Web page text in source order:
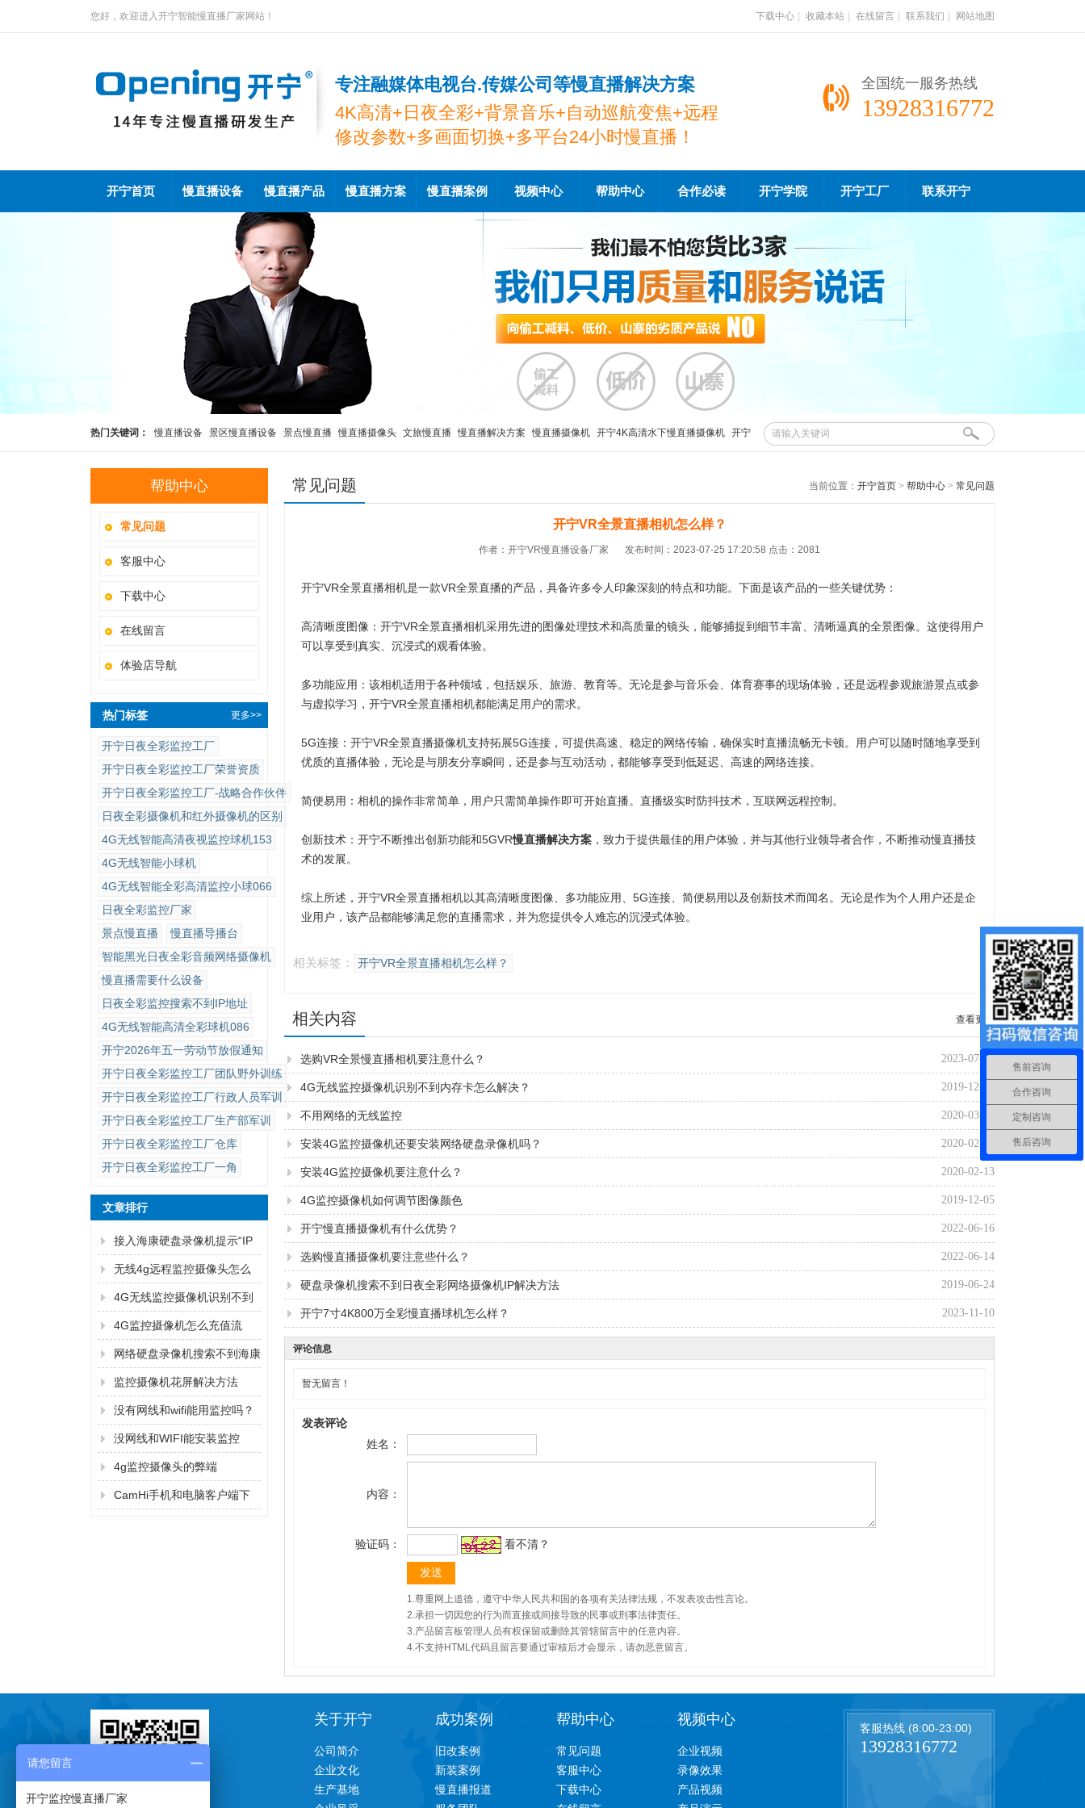
您好，欢迎进入开宁智能慢直播厂家网站！ 下载中心 收藏本站 在线留言 联系我们 网站地图
专注融媒体电视台.传媒公司等慢直播解决方案
4K高清+日夜全彩+背景音乐+自动巡航变焦+远程
修改参数+多画面切换+多平台24小时慢直播！
全国统一服务热线
13928316772
开宁首页 慢直播设备 慢直播产品 慢直播方案 慢直播案例 视频中心 帮助中心 合作必读 开宁学院 开宁工厂 联系开宁
热门关键词： 慢直播设备 景区慢直播设备 景点慢直播 慢直播摄像头 文旅慢直播 慢直播解决方案 慢直播摄像机 开宁4K高清水下慢直播摄像机 开宁
水下慢直播摄像机 开宁4K黑光臻全彩水下慢直播摄像机
帮助中心
常见问题
客服中心
下载中心
在线留言
体验店导航
热门标签 更多>>
开宁日夜全彩监控工厂
开宁日夜全彩监控工厂荣誉资质
开宁日夜全彩监控工厂-战略合作伙伴
日夜全彩摄像机和红外摄像机的区别
4G无线智能高清夜视监控球机153
4G无线智能小球机
4G无线智能全彩高清监控小球066
日夜全彩监控厂家
景点慢直播
慢直播导播台
智能黑光日夜全彩音频网络摄像机
慢直播需要什么设备
日夜全彩监控搜索不到IP地址
4G无线智能高清全彩球机086
开宁2026年五一劳动节放假通知
开宁日夜全彩监控工厂团队野外训练
开宁日夜全彩监控工厂行政人员军训
开宁日夜全彩监控工厂生产部军训
开宁日夜全彩监控工厂仓库
开宁日夜全彩监控工厂一角
文章排行
接入海康硬盘录像机提示“IP
通道异常”解决方法
无线4g远程监控摄像头怎么
连手机
4G无线监控摄像机识别不到
内存卡怎么解决？
4G监控摄像机怎么充值流
量？
网络硬盘录像机搜索不到海康
监控摄像机的IP地址的解决方
法
监控摄像机花屏解决方法
没有网线和wifi能用监控吗？
没网线和WIFI能安装监控
吗？
4g监控摄像头的弊端
CamHi手机和电脑客户端下
常见问题 当前位置： 开宁首页 > 帮助中心 > 常见问题
开宁VR全景直播相机怎么样？
作者：开宁VR慢直播设备厂家 发布时间：2023-07-25 17:20:58 点击：2081
开宁VR全景直播相机是一款VR全景直播的产品，具备许多令人印象深刻的特点和功能。下面是该产品的一些关键优势：
高清晰度图像：开宁VR全景直播相机采用先进的图像处理技术和高质量的镜头，能够捕捉到细节丰富、清晰逼真的全景图像。这使得用户
可以享受到真实、沉浸式的观看体验。
多功能应用：该相机适用于各种领域，包括娱乐、旅游、教育等。无论是参与音乐会、体育赛事的现场体验，还是远程参观旅游景点或参
与虚拟学习，开宁VR全景直播相机都能满足用户的需求。
5G连接：开宁VR全景直播摄像机支持拓展5G连接，可提供高速、稳定的网络传输，确保实时直播流畅无卡顿。用户可以随时随地享受到
优质的直播体验，无论是与朋友分享瞬间，还是参与互动活动，都能够享受到低延迟、高速的网络连接。
简便易用：相机的操作非常简单，用户只需简单操作即可开始直播。直播级实时防抖技术，互联网远程控制。
创新技术：开宁不断推出创新功能和5GVR慢直播解决方案 ，致力于提供最佳的用户体验，并与其他行业领导者合作，不断推动慢直播技
术的发展。
综上所述，开宁VR全景直播相机以其高清晰度图像、多功能应用、5G连接、简便易用以及创新技术而闻名。无论是作为个人用户还是企
业用户，该产品都能够满足您的直播需求，并为您提供令人难忘的沉浸式体验。
相关标签： 开宁VR全景直播相机怎么样？
相关内容 查看更多
2023-07-19
选购VR全景慢直播相机要注意什么？
2019-12-05
4G无线监控摄像机识别不到内存卡怎么解决？
2020-03-26
不用网络的无线监控
2020-02-12
安装4G监控摄像机还要安装网络硬盘录像机吗？
2020-02-13
安装4G监控摄像机要注意什么？
2019-12-05
4G监控摄像机如何调节图像颜色
2022-06-16
开宁慢直播摄像机有什么优势？
2022-06-14
选购慢直播摄像机要注意些什么？
2019-06-24
硬盘录像机搜索不到日夜全彩网络摄像机IP解决方法
2023-11-10
开宁7寸4K800万全彩慢直播球机怎么样？
评论信息
暂无留言！
发表评论
姓名：
内容：
验证码： 看不清？
1.尊重网上道德，遵守中华人民共和国的各项有关法律法规，不发表攻击性言论。
2.承担一切因您的行为而直接或间接导致的民事或刑事法律责任。
3.产品留言板管理人员有权保留或删除其管辖留言中的任意内容。
4.不支持HTML代码且留言要通过审核后才会显示，请勿恶意留言。
关于开宁
公司简介
企业文化
生产基地
成功案例
旧改案例
新装案例
慢直播报道
帮助中心
常见问题
客服中心
下载中心
视频中心
企业视频
录像效果
产品视频
客服热线 (8:00-23:00)
13928316772
售前咨询
合作咨询
定制咨询
售后咨询
请您留言
开宁监控慢直播厂家